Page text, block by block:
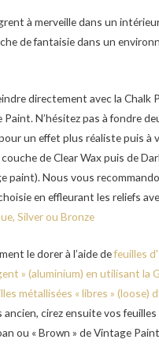
à merveille dans un
de fantaisie dans un
directement avec la Chalk
Paint. N’hésitez pas à fondre
un effet plus réaliste puis à
couche de Clear Wax puis de
paint). Nous vous
en effleurant les reliefs
Silver ou Bronze
le dorer à l’aide defeuilles
» (aluminium) en utilisant la
métallisées « libres » (loose)
cirez ensuite vos feuilles
ou « Brown » de Vintage